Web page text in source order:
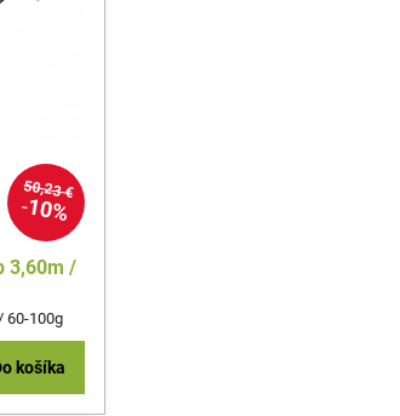
50,23 €
10%
3,60m /
60-100g
košíka